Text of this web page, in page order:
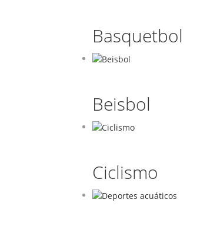
Basquetbol
Beisbol
Ciclismo